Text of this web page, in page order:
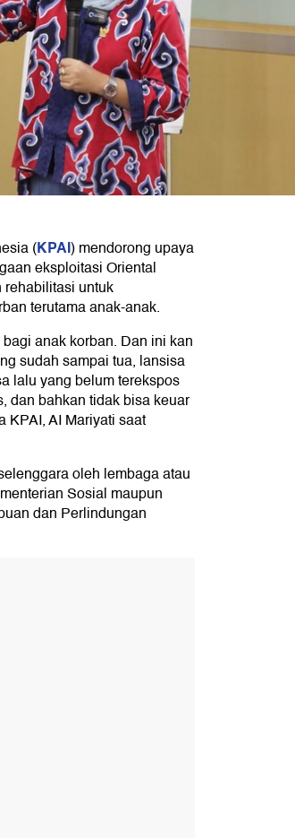
(KPAI) mendorong upaya
eksploitasi Oriental
rehabilitasi untuk
terutama anak-anak.
anak korban. Dan ini kan
sudah sampai tua, lansisa
lalu yang belum terekspos
dan bahkan tidak bisa keuar
KPAI, AI Mariyati saat
oleh lembaga atau
Sosial maupun
dan Perlindungan